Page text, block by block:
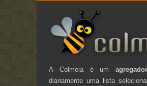
A Colmeia é um
diariamente uma lista